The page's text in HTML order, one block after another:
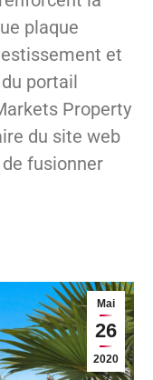
plaque
et
portail
Property
du site web
fusionner
Mai
26
2020